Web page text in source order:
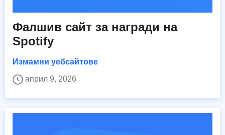
Фалшив сайт за награди на
Spotify
Измамни уебсайтове
април 9, 2026